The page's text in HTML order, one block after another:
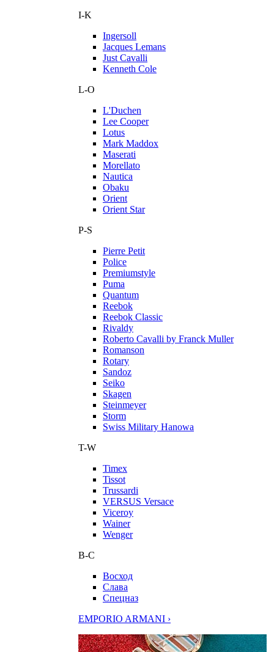
I-K
Ingersoll
Jacques Lemans
Just Cavalli
Kenneth Cole
L-O
L'Duchen
Lee Cooper
Lotus
Mark Maddox
Maserati
Morellato
Nautica
Obaku
Orient
Orient Star
P-S
Pierre Petit
Police
Premiumstyle
Puma
Quantum
Reebok
Reebok Classic
Rivaldy
Roberto Cavalli by Franck Muller
Romanson
Rotary
Sandoz
Seiko
Skagen
Steinmeyer
Storm
Swiss Military Hanowa
T-W
Timex
Tissot
Trussardi
VERSUS Versace
Viceroy
Wainer
Wenger
В-С
Восход
Слава
Спецназ
EMPORIO ARMANI ›